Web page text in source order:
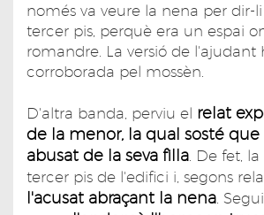
només va veure la nena per dir-
tercer pis, perquè era un espai
romandre. La versió de l'ajudant
corroborada pel mossèn.
D'altra banda, perviu el relat
de la menor, la qual sosté
abusat de la seva filla . De fet,
tercer pis de l'edifici i, segons
l'acusat abraçant la nena .